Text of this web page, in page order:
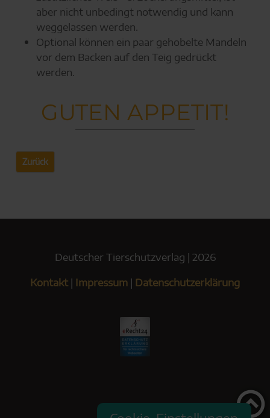
aber nicht unbedingt notwendig und kann
weggelassen werden.
Optional können ein paar gehobelte Mandeln
vor dem Backen auf den Teig gedrückt
werden.
GUTEN APPETIT!
Zurück
Deutscher Tierschutzverlag | 2026
Kontakt | Impressum | Datenschutzerklärung